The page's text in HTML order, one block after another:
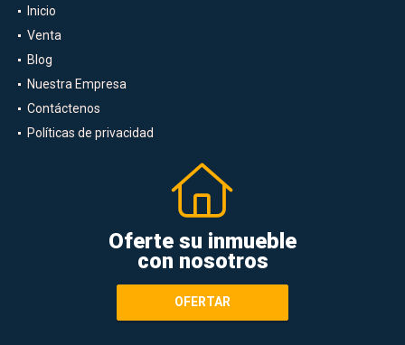
Inicio
Venta
Blog
Nuestra Empresa
Contáctenos
Políticas de privacidad
Oferte su inmueble
con nosotros
OFERTAR